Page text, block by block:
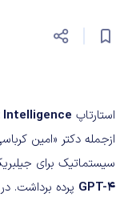
استارتاپ Intelligence
ازجمله دکتر «امین
سیستماتیک برای
GPT-4 پرده برداشت.